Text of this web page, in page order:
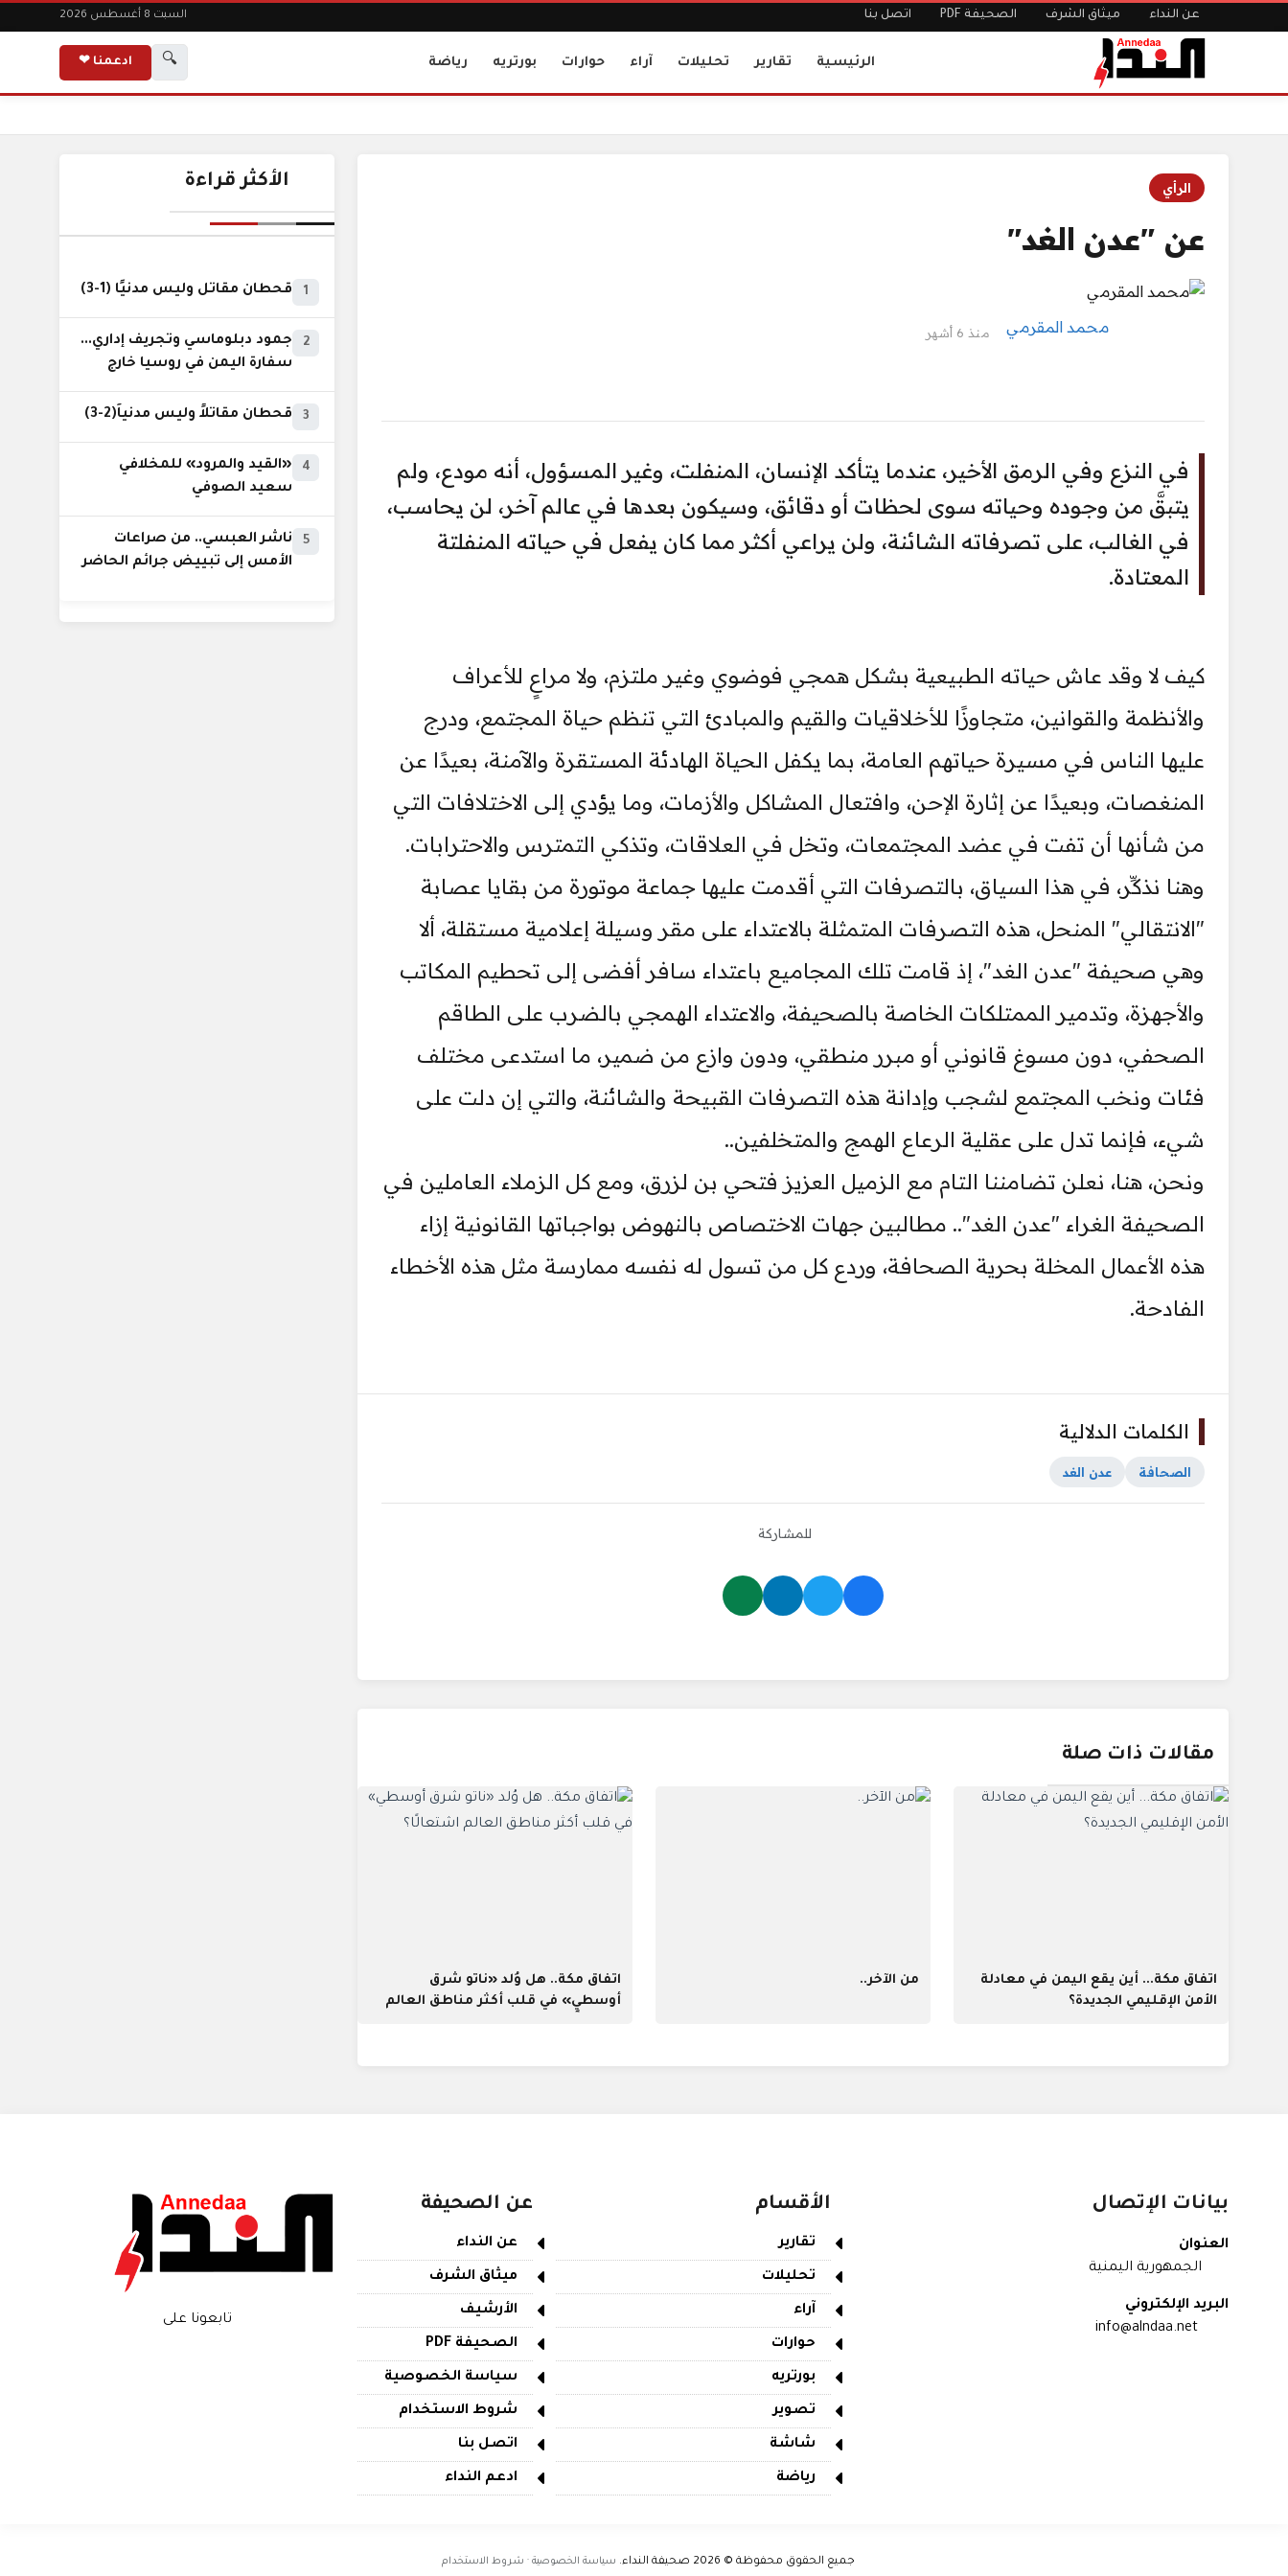
عن النداء ميثاق الشرف الصحيفة PDF اتصل بنا السبت 8 أغسطس 2026
الرئيسية تقارير تحليلات آراء حوارات بورتريه رياضة 🔍 ادعمنا ❤
الرأي
عن "عدن الغد"
محمد المقرمي منذ 6 أشهر
في النزع وفي الرمق الأخير، عندما يتأكد الإنسان، المنفلت، وغير المسؤول، أنه مودع، ولم
يتبقَّ من وجوده وحياته سوى لحظات أو دقائق، وسيكون بعدها في عالم آخر، لن يحاسب،
في الغالب، على تصرفاته الشائنة، ولن يراعي أكثر مما كان يفعل في حياته المنفلتة
المعتادة.
كيف لا وقد عاش حياته الطبيعية بشكل همجي فوضوي وغير ملتزم، ولا مراعٍ للأعراف
والأنظمة والقوانين، متجاوزًا للأخلاقيات والقيم والمبادئ التي تنظم حياة المجتمع، ودرج
عليها الناس في مسيرة حياتهم العامة، بما يكفل الحياة الهادئة المستقرة والآمنة، بعيدًا عن
المنغصات، وبعيدًا عن إثارة الإحن، وافتعال المشاكل والأزمات، وما يؤدي إلى الاختلافات التي
من شأنها أن تفت في عضد المجتمعات، وتخل في العلاقات، وتذكي التمترس والاحترابات.
وهنا نذكِّر، في هذا السياق، بالتصرفات التي أقدمت عليها جماعة موتورة من بقايا عصابة
"الانتقالي" المنحل، هذه التصرفات المتمثلة بالاعتداء على مقر وسيلة إعلامية مستقلة، ألا
وهي صحيفة "عدن الغد"، إذ قامت تلك المجاميع باعتداء سافر أفضى إلى تحطيم المكاتب
والأجهزة، وتدمير الممتلكات الخاصة بالصحيفة، والاعتداء الهمجي بالضرب على الطاقم
الصحفي، دون مسوغ قانوني أو مبرر منطقي، ودون وازع من ضمير، ما استدعى مختلف
فئات ونخب المجتمع لشجب وإدانة هذه التصرفات القبيحة والشائنة، والتي إن دلت على
شيء، فإنما تدل على عقلية الرعاع الهمج والمتخلفين..
ونحن، هنا، نعلن تضامننا التام مع الزميل العزيز فتحي بن لزرق، ومع كل الزملاء العاملين في
الصحيفة الغراء "عدن الغد".. مطالبين جهات الاختصاص بالنهوض بواجباتها القانونية إزاء
هذه الأعمال المخلة بحرية الصحافة، وردع كل من تسول له نفسه ممارسة مثل هذه الأخطاء
الفادحة.
الكلمات الدلالية
الصحافة عدن الغد
للمشاركة
مقالات ذات صلة
اتفاق مكة... أين يقع اليمن في معادلة
الأمن الإقليمي الجديدة؟
من الآخر..
اتفاق مكة.. هل وُلد «ناتو شرق
أوسطي» في قلب أكثر مناطق العالم
الأكثر قراءة
1 قحطان مقاتل وليس مدنيًا (1-3)
2
جمود دبلوماسي وتجريف إداري...
سفارة اليمن في روسيا خارج
3 قحطان مقاتلاً وليس مدنياً(2-3)
4
«القيد والمرود» للمخلافي
سعيد الصوفي
5
ناشر العبسي.. من صراعات
الأمس إلى تبييض جرائم الحاضر
بيانات الإتصال
العنوان
الجمهورية اليمنية
البريد الإلكتروني
info@alndaa.net
الأقسام
تقارير
تحليلات
آراء
حوارات
بورتريه
تصوير
شاشة
رياضة
عن الصحيفة
عن النداء
ميثاق الشرف
الأرشيف
الصحيفة PDF
سياسة الخصوصية
شروط الاستخدام
اتصل بنا
ادعم النداء
تابعونا على
جميع الحقوق محفوظة © 2026 صحيفة النداء. سياسة الخصوصية · شروط الاستخدام